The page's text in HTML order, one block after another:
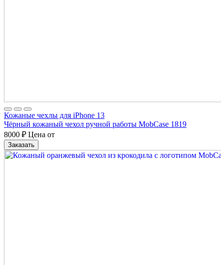
Кожаные чехлы для iPhone 13
Чёрный кожаный чехол ручной работы MobCase 1819
8000 ₽ Цена от
Заказать